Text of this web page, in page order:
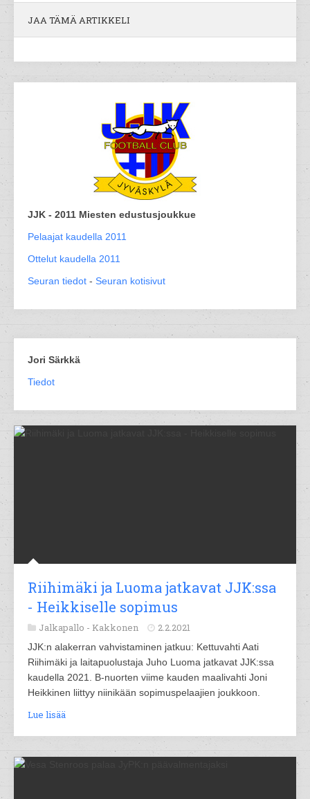
JAA TÄMÄ ARTIKKELI
JJK - 2011 Miesten edustusjoukkue
Pelaajat kaudella 2011
Ottelut kaudella 2011
Seuran tiedot - Seuran kotisivut
Jori Särkkä
Tiedot
Riihimäki ja Luoma jatkavat JJK:ssa
- Heikkiselle sopimus
Jalkapallo - Kakkonen 2.2.2021
JJK:n alakerran vahvistaminen jatkuu: Kettuvahti Aati
Riihimäki ja laitapuolustaja Juho Luoma jatkavat JJK:ssa
kaudella 2021. B-nuorten viime kauden maalivahti Joni
Heikkinen liittyy niinikään sopimuspelaajien joukkoon.
Lue lisää